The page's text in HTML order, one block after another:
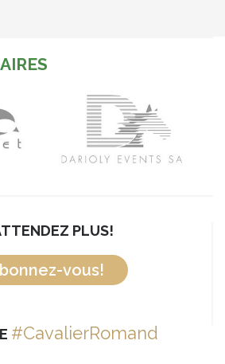
PLUS!
vous!
#CavalierRomand